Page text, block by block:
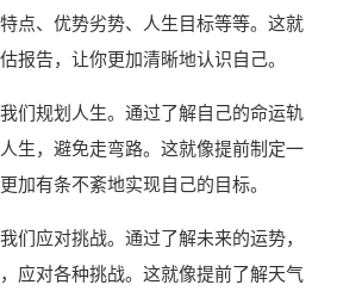
点、优势劣势、人生目标等等。这就
报告，让你更加清晰地认识自己。
们规划人生。通过了解自己的命运轨
生，避免走弯路。这就像提前制定一
加有条不紊地实现自己的目标。
们应对挑战。通过了解未来的运势，
应对各种挑战。这就像提前了解天气